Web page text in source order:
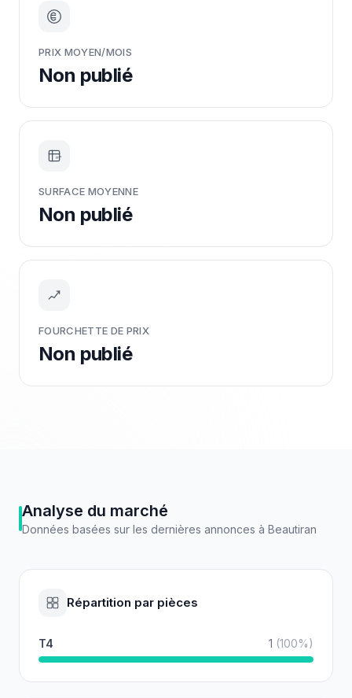
PRIX MOYEN/MOIS
Non publié
m²
SURFACE MOYENNE
Non publié
FOURCHETTE DE PRIX
Non publié
Analyse du marché
Données basées sur les dernières annonces à Beautiran
Répartition par pièces
T4 1 (100%)